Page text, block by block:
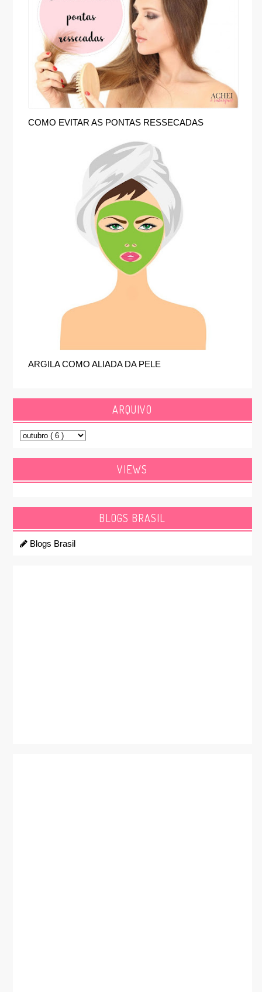
COMO EVITAR AS PONTAS RESSECADAS
ARGILA COMO ALIADA DA PELE
ARQUIVO
VIEWS
BLOGS BRASIL
Blogs Brasil